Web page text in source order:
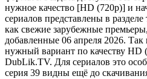
нужное качество [HD (720p)] и
сериалов представлены в
как свежие зарубежные
добавленные 06 апреля 2026.
нужный вариант по качеству HD
DubLik.TV. Для сериалов это
серия 39 видны ещё до